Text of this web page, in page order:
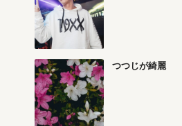
つつじが綺麗